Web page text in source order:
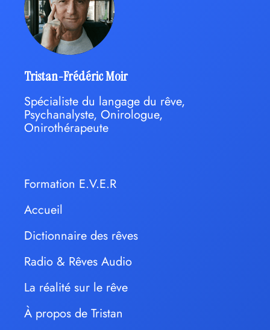
Tristan-Frédéric Moir
Spécialiste du langage du rêve,
Psychanalyste, Onirologue,
Onirothérapeute
Formation E.V.E.R
Accueil
Dictionnaire des rêves
Radio & Rêves Audio
La réalité sur le rêve
À propos de Tristan